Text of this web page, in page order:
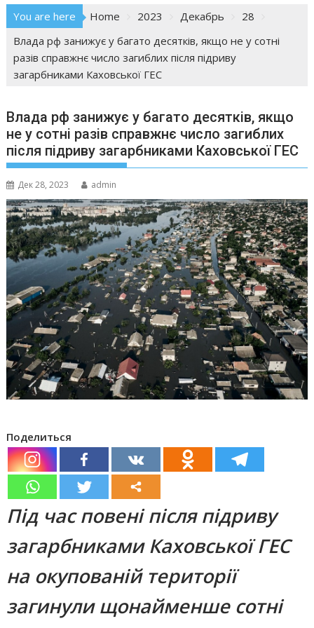
You are here Home 2023 Декабрь
28
Влада рф занижує у багато десятків, якщо не у сотні
разів справжнє число загиблих після підриву
загарбниками Каховської ГЕС
Влада рф занижує у багато десятків, якщо
не у сотні разів справжнє число загиблих
після підриву загарбниками Каховської ГЕС
Дек 28, 2023 admin
Поделиться
Під час повені після підриву
загарбниками Каховської ГЕС
на окупованій території
загинули щонайменше сотні